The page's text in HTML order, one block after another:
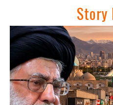
Story